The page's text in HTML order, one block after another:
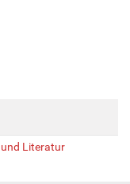
Literatur